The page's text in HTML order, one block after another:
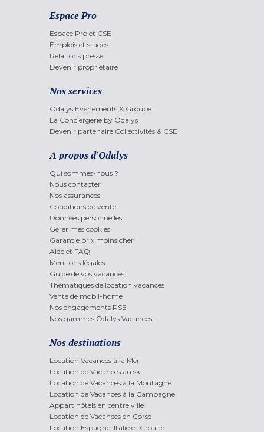
Espace Pro
Espace Pro et CSE
Emplois et stages
Relations presse
Devenir propriétaire
Nos services
Odalys Evènements & Groupe
La Conciergerie by Odalys
Devenir partenaire Collectivités & CSE
A propos d'Odalys
Qui sommes-nous ?
Nous contacter
Nos assurances
Conditions de vente
Données personnelles
Gérer mes cookies
Garantie prix moins cher
Aide et FAQ
Mentions légales
Guide de vos vacances
Thématiques de location vacances
Vente de mobil-home
Nos engagements RSE
Nos gammes Odalys Vacances
Nos destinations
Location Vacances à la Mer
Location de Vacances au ski
Location de Vacances à la Montagne
Location de Vacances à la Campagne
Appart'hôtels en centre ville
Location de Vacances en Corse
Location Espagne, Italie et Croatie